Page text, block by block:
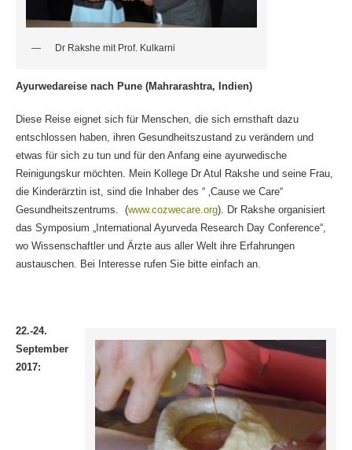
Dr Rakshe mit Prof. Kulkarni
Ayurwedareise nach Pune (Mahrarashtra, Indien)
Diese Reise eignet sich für Menschen, die sich ernsthaft dazu
entschlossen haben, ihren Gesundheitszustand zu verändern und
etwas für sich zu tun und für den Anfang eine ayurwedische
Reinigungskur möchten. Mein Kollege Dr Atul Rakshe und seine Frau,
die Kinderärztin ist, sind die Inhaber des “ ‚Cause we Care“
Gesundheitszentrums. (www.cozwecare.org). Dr Rakshe organisiert
das Symposium „International Ayurveda Research Day Conference“,
wo Wissenschaftler und Ärzte aus aller Welt ihre Erfahrungen
austauschen. Bei Interesse rufen Sie bitte einfach an.
22.-24.
September
2017: